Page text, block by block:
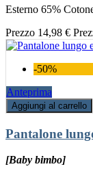
Esterno 65%
Prezzo 14,98 €
-50%
Anteprima
Aggiungi al carrello
Pantalone
[Baby bimbo]